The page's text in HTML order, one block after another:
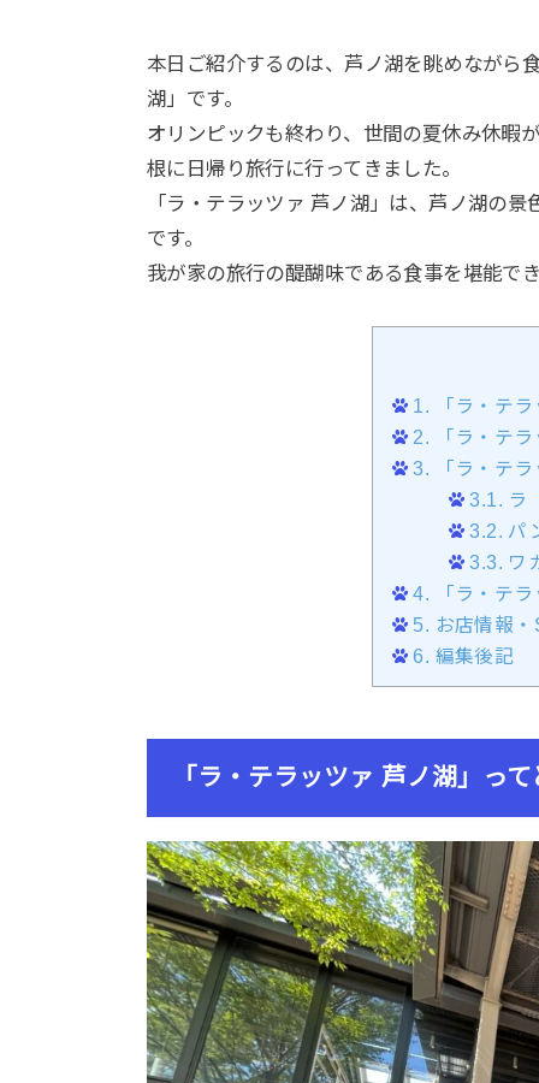
本日ご紹介するのは、芦ノ湖を眺めながら
湖」です。
オリンピックも終わり、世間の夏休み休暇
根に日帰り旅行に行ってきました。
「ラ・テラッツァ 芦ノ湖」は、芦ノ湖の
です。
我が家の旅行の醍醐味である食事を堪能で
1. 「ラ・テ
2. 「ラ・テ
3. 「ラ・テ
3.1. ラ
3.2. パ
3.3. ワ
4. 「ラ・テ
5. お店情報・
6. 編集後記
「ラ・テラッツァ 芦ノ湖」っ